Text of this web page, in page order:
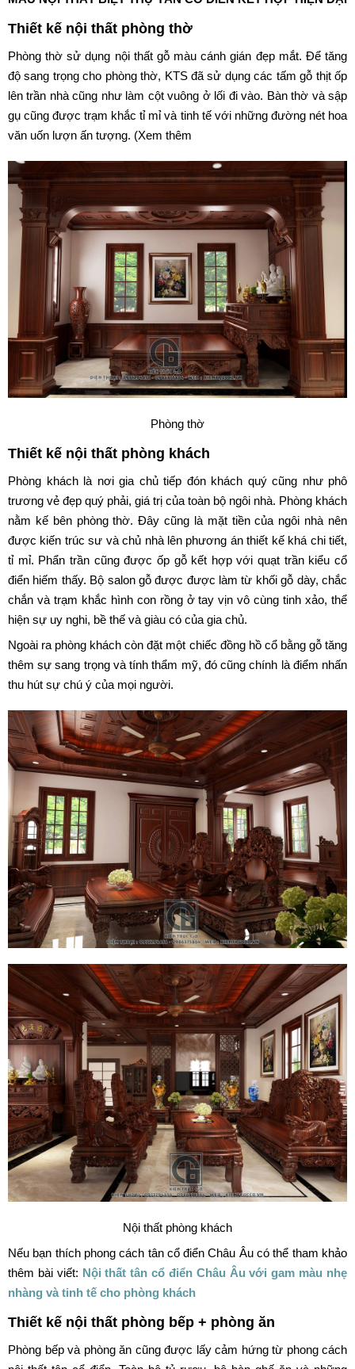
Thiết kế nội thất phòng thờ
Phòng thờ sử dụng nội thất gỗ màu cánh gián đẹp mắt. Để tăng
độ sang trọng cho phòng thờ, KTS đã sử dụng các tấm gỗ thịt ốp
lên trần nhà cũng như làm cột vuông ở lối đi vào. Bàn thờ và sập
gụ cũng được trạm khắc tỉ mỉ và tinh tế với những đường nét hoa
văn uốn lượn ấn tượng. (Xem thêm
Phòng thờ
Thiết kế nội thất phòng khách
Phòng khách là nơi gia chủ tiếp đón khách quý cũng như phô
trương vẻ đẹp quý phải, giá trị của toàn bộ ngôi nhà. Phòng khách
nằm kế bên phòng thờ. Đây cũng là mặt tiền của ngôi nhà nên
được kiến trúc sư và chủ nhà lên phương án thiết kế khá chi tiết,
tỉ mỉ. Phẩn trần cũng được ốp gỗ kết hợp với quạt trần kiểu cổ
điển hiếm thấy. Bộ salon gỗ được được làm từ khối gỗ dày, chắc
chắn và trạm khắc hình con rồng ở tay vịn vô cùng tinh xảo, thể
hiện sự uy nghi, bề thế và giàu có của gia chủ.
Ngoài ra phòng khách còn đặt một chiếc đồng hồ cổ bằng gỗ tăng
thêm sự sang trọng và tính thẩm mỹ, đó cũng chính là điểm nhấn
thu hút sự chú ý của mọi người.
Nội thất phòng khách
Nếu bạn thích phong cách tân cổ điển Châu Âu có thể tham khảo
thêm bài viết: Nội thất tân cổ điển Châu Âu với gam màu nhẹ
nhàng và tinh tế cho phòng khách
Thiết kế nội thất phòng bếp + phòng ăn
Phòng bếp và phòng ăn cũng được lấy cảm hứng từ phong cách